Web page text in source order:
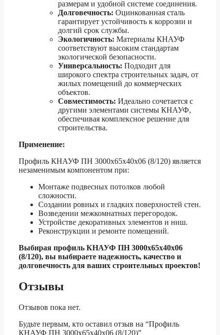
размерам и удобной системе соединения.
Долговечность: Оцинкованная сталь
гарантирует устойчивость к коррозии и
долгий срок службы.
Экологичность: Материалы КНАУФ
соответствуют высоким стандартам
экологической безопасности.
Универсальность: Подходит для
широкого спектра строительных задач, от
жилых помещений до коммерческих
объектов.
Совместимость: Идеально сочетается с
другими элементами системы КНАУФ,
обеспечивая комплексное решение для
строительства.
Применение:
Профиль КНАУФ ПН 3000х65х40х06 (8/120) является
незаменимым компонентом при:
Монтаже подвесных потолков любой
сложности.
Создании ровных и гладких поверхностей стен.
Возведении межкомнатных перегородок.
Устройстве декоративных элементов и ниш.
Реконструкции и ремонте помещений.
Выбирая профиль КНАУФ ПН 3000х65х40х06
(8/120), вы выбираете надежность, качество и
долговечность для ваших строительных проектов!
Отзывы
Отзывов пока нет.
Будьте первым, кто оставил отзыв на “Профиль
КНАУФ ПН 3000х65х40х06 (8/120)”